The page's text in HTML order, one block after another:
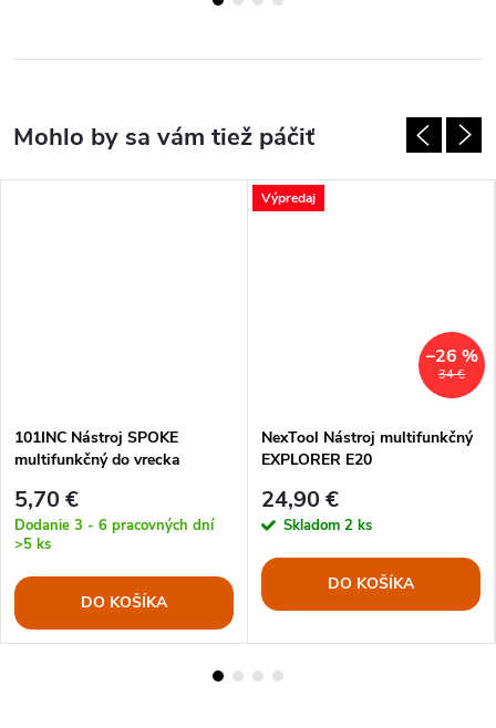
101INC Nástroj SPOKE
multifunkčný do vrecka
5,70 €
Dodanie 3 - 6 pracovných dní
>5 ks
DO KOŠÍKA
Výpredaj
34 €
–26 %
NexTool Nástroj multifunkčný
EXPLORER E20
24,90 €
Skladom 2 ks
DO KOŠÍKA